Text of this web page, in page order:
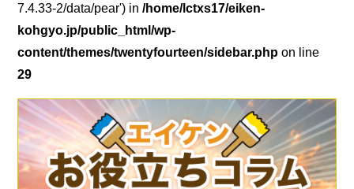
7.4.33-2/data/pear') in/home/lctxs17/eiken-
kohgyo.jp/public_html/wp-
content/themes/twentyfourteen/sidebar.php on line
29